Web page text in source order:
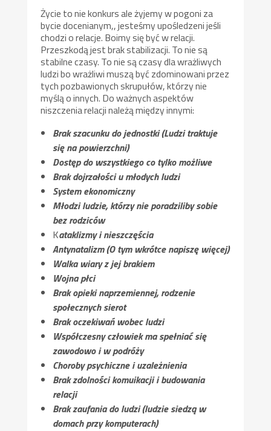
Życie to nie konkurs ale żyjemy w pogoni za
bycie docenianym,, jesteśmy upośledzeni jeśli
chodzi o relacje. Boimy się być w relacji.
Przeszkodą jest brak stabilizacji. To nie są
stabilne czasy. To nie są czasy dla wrażliwych
ludzi bo wrażliwi muszą być zdominowani przez
tych pozbawionych skrupułów, którzy nie
myślą o innych. Do ważnych aspektów
niszczenia relacji należą między innymi:
Brak szacunku do jednostki (Ludzi traktuje
się na powierzchni)
Dostęp do wszystkiego co tylko możliwe
Brak dojrzałości u młodych ludzi
System ekonomiczny
Młodzi ludzie, którzy nie poradziliby sobie
bez rodziców
Kataklizmy i nieszczęścia
Antynatalizm (O tym wkrótce napiszę więcej)
Walka wiary z jej brakiem
Wojna płci
Brak opieki naprzemiennej, rodzenie
społecznych sierot
Brak oczekiwań wobec ludzi
Współczesny człowiek ma spełniać się
zawodowo i w podróży
Choroby psychiczne i uzależnienia
Brak zdolności komuikacji i budowania
relacji
Brak zaufania do ludzi (ludzie siedzą w
domach przy komputerach)